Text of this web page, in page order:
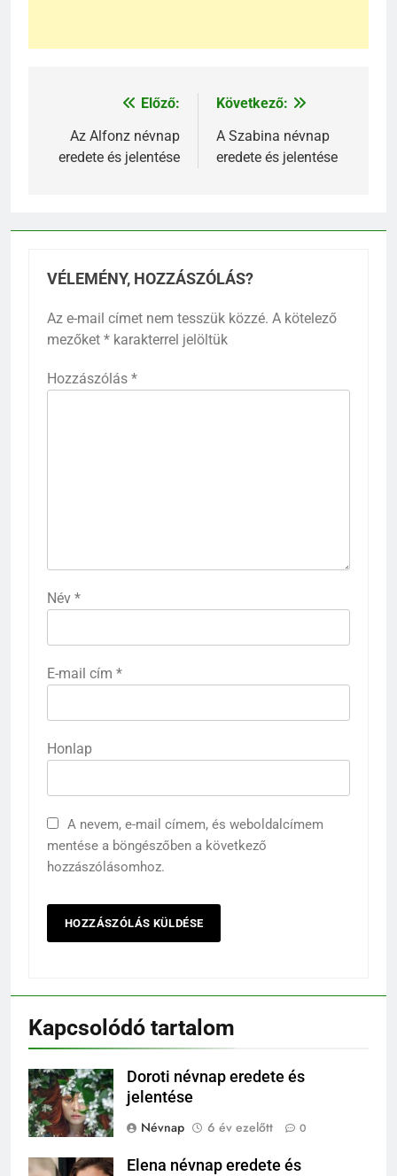
Bejegyzés
navigáció
Előző:
Az Alfonz névnap
eredete és jelentése
Következő:
A Szabina névnap
eredete és jelentése
VÉLEMÉNY, HOZZÁSZÓLÁS?
Az e-mail címet nem tesszük közzé. A kötelező
mezőket * karakterrel jelöltük
Hozzászólás *
Név *
E-mail cím *
Honlap
A nevem, e-mail címem, és weboldalcímem
mentése a böngészőben a következő
hozzászólásomhoz.
Kapcsolódó tartalom
Doroti névnap eredete és
jelentése
Névnap
6 év ezelőtt 0
Elena névnap eredete és